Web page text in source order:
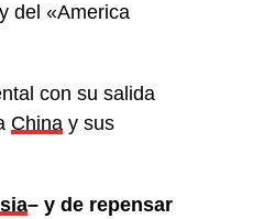
del «America
con su salida
China y sus
– y de repensar